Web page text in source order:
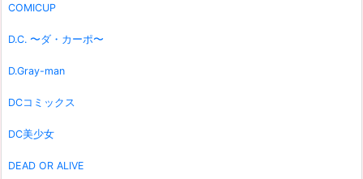
COMICUP
D.C. 〜ダ・カーポ〜
D.Gray-man
DCコミックス
DC美少女
DEAD OR ALIVE